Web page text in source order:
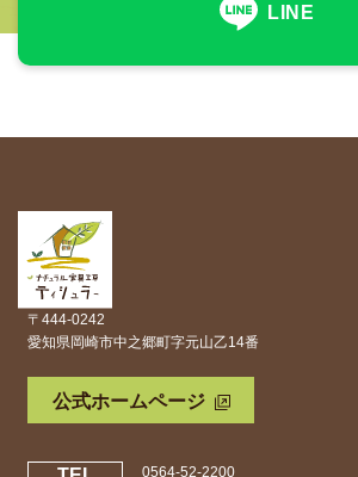
LINE
〒444-0242
愛知県岡崎市中之郷町字元山乙14番
公式ホームページ
0564-52-2200